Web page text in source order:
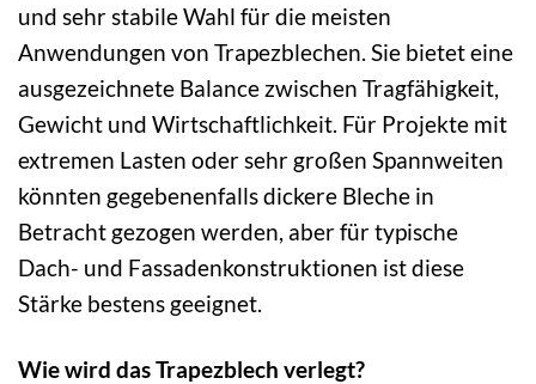
und sehr stabile Wahl für die meisten
Anwendungen von Trapezblechen. Sie bietet eine
ausgezeichnete Balance zwischen Tragfähigkeit,
Gewicht und Wirtschaftlichkeit. Für Projekte mit
extremen Lasten oder sehr großen Spannweiten
könnten gegebenenfalls dickere Bleche in
Betracht gezogen werden, aber für typische
Dach- und Fassadenkonstruktionen ist diese
Stärke bestens geeignet.
Wie wird das Trapezblech verlegt?